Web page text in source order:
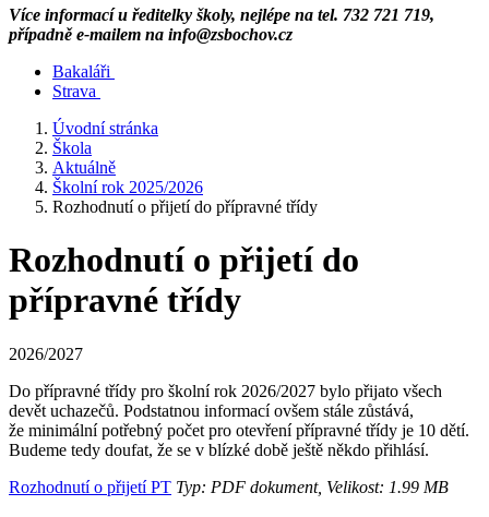
Více informací u ředitelky školy, nejlépe na tel. 732 721 719,
případně e-mailem na info@zsbochov.cz
Bakaláři
Strava
Úvodní stránka
Škola
Aktuálně
Školní rok 2025/2026
Rozhodnutí o přijetí do přípravné třídy
Rozhodnutí o přijetí do
přípravné třídy
2026/2027
Do přípravné třídy pro školní rok 2026/2027 bylo přijato všech
devět uchazečů. Podstatnou informací ovšem stále zůstává,
že minimální potřebný počet pro otevření přípravné třídy je 10 dětí.
Budeme tedy doufat, že se v blízké době ještě někdo přihlásí.
Rozhodnutí o přijetí PT Typ: PDF dokument, Velikost: 1.99 MB